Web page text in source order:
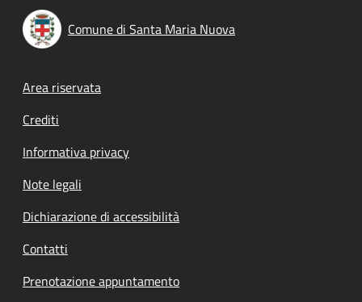
Comune di Santa Maria Nuova
Footer menu
Area riservata
Crediti
Informativa privacy
Note legali
Dichiarazione di accessibilità
Contatti
Prenotazione appuntamento